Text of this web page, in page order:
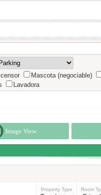
Mascota (negociable)
Lavadora
Image View
Property Type Room